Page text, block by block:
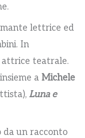
lettrice ed
In
teatrale.
a Michele
Luna e
da un racconto